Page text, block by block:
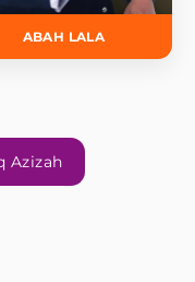
ABAH LALA
Azizah